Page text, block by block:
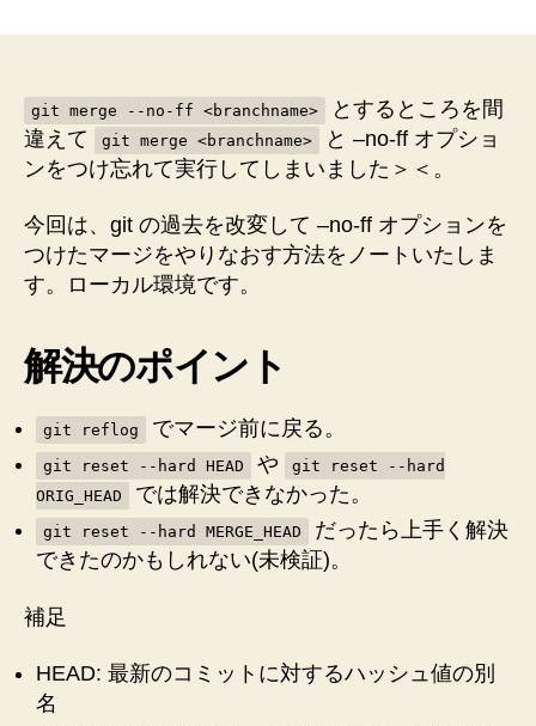
シ
ョ
ン
を
け
忘
れ
ー
を
り
直
す
方
法
git merge --no-ff <branchname>
とするところを間
違えて
git merge <branchname>
と –no-ff オプショ
ンをつけ忘れて実行してしまいました＞＜。
今回は、git の過去を改変して –no-ff オプションを
つけたマージをやりなおす方法をノートいたしま
す。ローカル環境です。
解決のポイント
git reflog でマージ前に戻る。
git reset --hard HEAD や
git reset --hard
ORIG_HEAD
では解決できなかった。
git reset --hard MERGE_HEAD
だったら上手く解決
できたのかもしれない(未検証)。
補足
HEAD: 最新のコミットに対するハッシュ値の別
名